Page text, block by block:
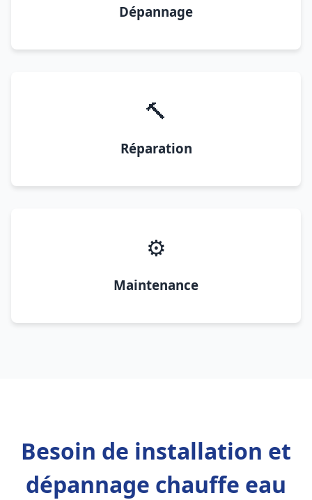
Dépannage
🔨
Réparation
⚙️
Maintenance
Besoin de installation et
dépannage chauffe eau